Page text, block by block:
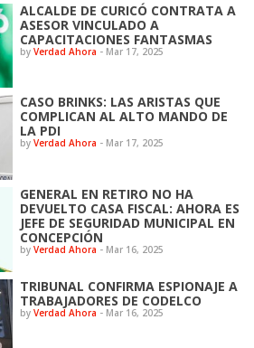
ALCALDE DE CURICÓ CONTRATA A
ASESOR VINCULADO A
CAPACITACIONES FANTASMAS
byVerdad Ahora - Mar 17, 2025
CASO BRINKS: LAS ARISTAS QUE
COMPLICAN AL ALTO MANDO DE
LA PDI
byVerdad Ahora - Mar 17, 2025
GENERAL EN RETIRO NO HA
DEVUELTO CASA FISCAL: AHORA ES
JEFE DE SEGURIDAD MUNICIPAL EN
CONCEPCIÓN
byVerdad Ahora - Mar 16, 2025
TRIBUNAL CONFIRMA ESPIONAJE A
TRABAJADORES DE CODELCO
byVerdad Ahora - Mar 16, 2025